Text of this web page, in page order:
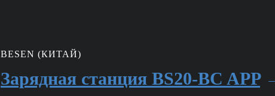
BESEN (КИТАЙ)
Зарядная станция BS20-BC APP